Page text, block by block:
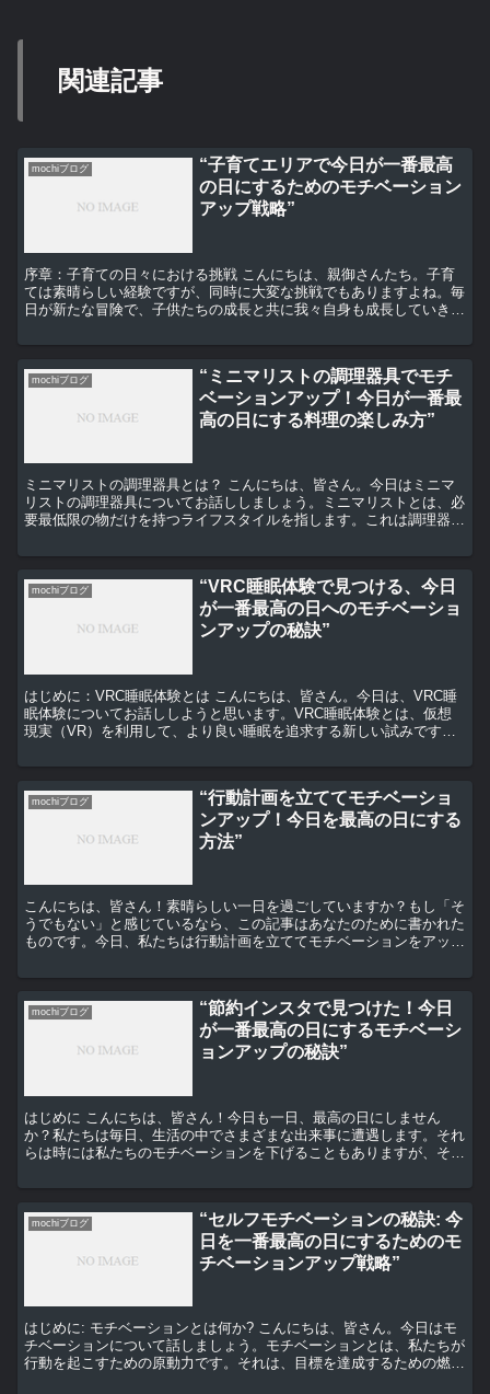
関連記事
mochiブログ
“子育てエリアで今日が一番最高
の日にするためのモチベーション
アップ戦略”
序章：子育ての日々における挑戦 こんにちは、親御さんたち。子育
ては素晴らしい経験ですが、同時に大変な挑戦でもありますよね。毎
日が新たな冒険で、子供たちの成長と共に我々自身も成長していきま
mochiブログ
“ミニマリストの調理器具でモチ
ベーションアップ！今日が一番最
高の日にする料理の楽しみ方”
ミニマリストの調理器具とは？ こんにちは、皆さん。今日はミニマ
リストの調理器具についてお話ししましょう。ミニマリストとは、必
要最低限の物だけを持つライフスタイルを指します。これは調理器具
mochiブログ
“VRC睡眠体験で見つける、今日
が一番最高の日へのモチベーショ
ンアップの秘訣”
はじめに：VRC睡眠体験とは こんにちは、皆さん。今日は、VRC睡
眠体験についてお話ししようと思います。VRC睡眠体験とは、仮想
現実（VR）を利用して、より良い睡眠を追求する新しい試みです。
mochiブログ
“行動計画を立ててモチベーショ
ンアップ！今日を最高の日にする
方法”
こんにちは、皆さん！素晴らしい一日を過ごしていますか？もし「そ
うでもない」と感じているなら、この記事はあなたのために書かれた
ものです。今日、私たちは行動計画を立ててモチベーションをアップ
mochiブログ
“節約インスタで見つけた！今日
が一番最高の日にするモチベーシ
ョンアップの秘訣”
はじめに こんにちは、皆さん！今日も一日、最高の日にしません
か？私たちは毎日、生活の中でさまざまな出来事に遭遇します。それ
らは時には私たちのモチベーションを下げることもありますが、それ
mochiブログ
“セルフモチベーションの秘訣: 今
日を一番最高の日にするためのモ
チベーションアップ戦略”
はじめに: モチベーションとは何か? こんにちは、皆さん。今日はモ
チベーションについて話しましょう。モチベーションとは、私たちが
行動を起こすための原動力です。それは、目標を達成するための燃料